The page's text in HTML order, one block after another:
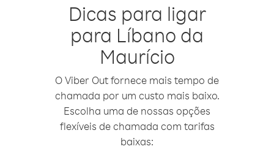
Dicas para ligar
para Líbano da
Maurício
O Viber Out fornece mais tempo de
chamada por um custo mais baixo.
Escolha uma de nossas opções
flexíveis de chamada com tarifas
baixas: